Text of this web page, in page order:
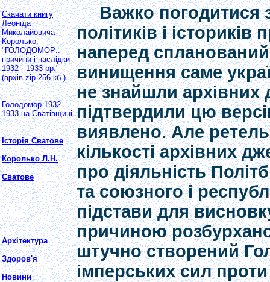
Скачати книгу
Леоніда
Миколайовича
Королько:
"ГОЛОДОМОР::
причини і наслідки
1932 - 1933 рр."
(архівzip 256кб.)
Голодомор 1932 -
1933 на Сватівщині
Історія Сватове
Королько Л.Н.
Сватове
Архітектура
Здоров'я
Новини
Важко погодитися
політиків і
наперед
винищення саме
не знайшли архівних
підтвердили цю
виявлено. Але
кількості архівних
про діяльність
та союзного і
підстави для
причиною
штучно створений
імперських сил